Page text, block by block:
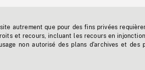
autrement que pour des fins privées
et recours, incluant les recours en
non autorisé des plans d'archives et des